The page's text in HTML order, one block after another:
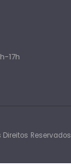
17h
Direitos Reservados